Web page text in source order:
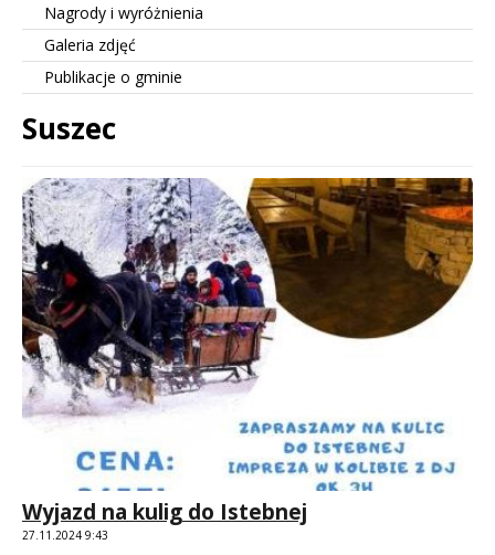
Nagrody i wyróżnienia
Galeria zdjęć
Publikacje o gminie
Suszec
Treść
Wyjazd na kulig do Istebnej
27.11.2024 9:43